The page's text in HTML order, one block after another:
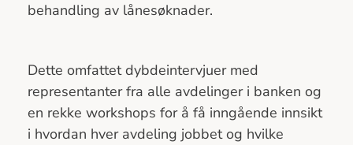
behandling av lånesøknader.
Dette omfattet dybdeintervjuer med
representanter fra alle avdelinger i banken og
en rekke workshops for å få inngående innsikt
i hvordan hver avdeling jobbet og hvilke